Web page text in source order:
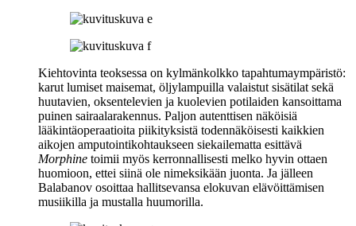
Kiehtovinta teoksessa on kylmänkolkko tapahtumaympäristö:
karut lumiset maisemat, öljylampuilla valaistut sisätilat sekä
huutavien, oksentelevien ja kuolevien potilaiden kansoittama
puinen sairaalarakennus. Paljon autenttisen näköisiä
lääkintäoperaatioita piikityksistä todennäköisesti kaikkien
aikojen amputointikohtaukseen siekailematta esittävä
Morphine toimii myös kerronnallisesti melko hyvin ottaen
huomioon, ettei siinä ole nimeksikään juonta. Ja jälleen
Balabanov osoittaa hallitsevansa elokuvan elävöittämisen
musiikilla ja mustalla huumorilla.